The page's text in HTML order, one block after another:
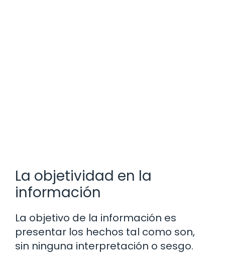
La objetividad en la
información
La objetivo de la información es
presentar los hechos tal como son,
sin ninguna interpretación o sesgo.